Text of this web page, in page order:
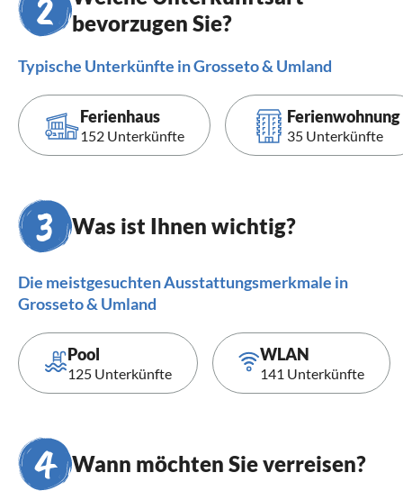
bevorzugen Sie?
Typische Unterkünfte in Grosseto & Umland
Ferienhaus
152 Unterkünfte
Ferienwohnung
35 Unterkünfte
Was ist Ihnen wichtig?
Die meistgesuchten Ausstattungsmerkmale in
Grosseto & Umland
Pool
125 Unterkünfte
WLAN
141 Unterkünfte
Wann möchten Sie verreisen?